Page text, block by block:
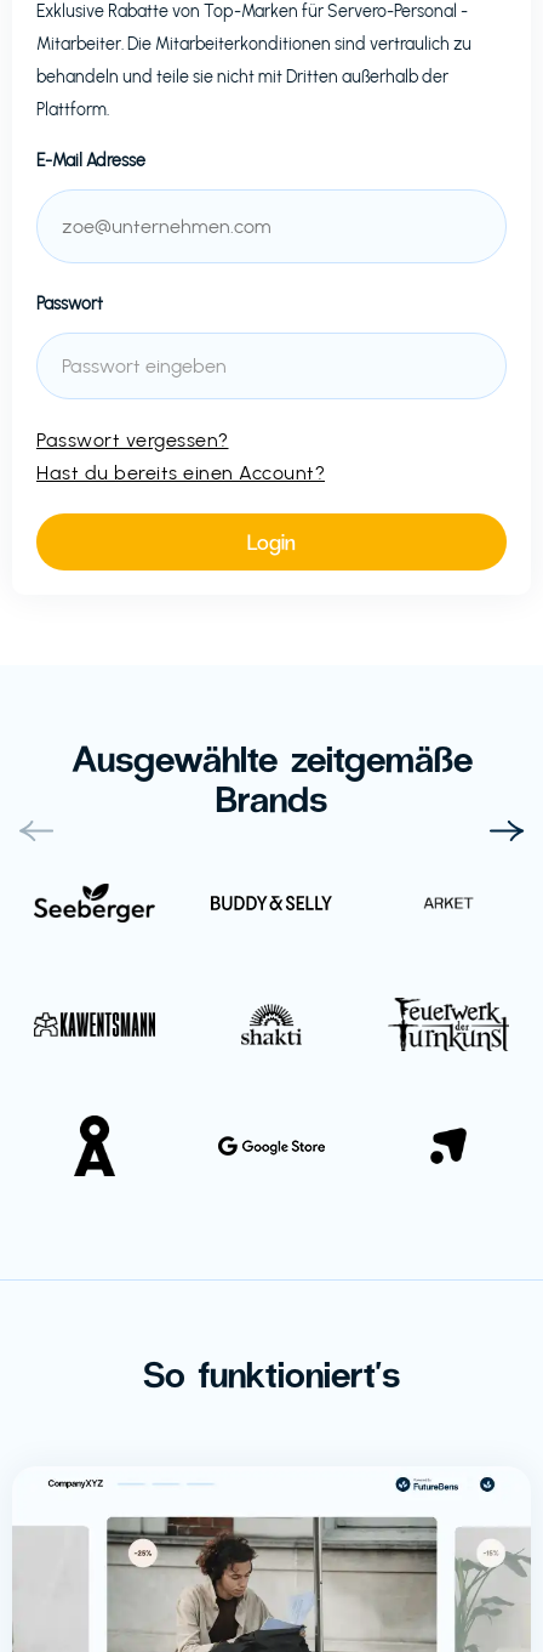
Exklusive Rabatte von Top-Marken fürServero-Personal -
Mitarbeiter. Die Mitarbeiterkonditionen sind vertraulich zu
behandeln und teile sie nicht mit Dritten außerhalb der
Plattform.
E-Mail Adresse
Passwort
Passwort vergessen?
Hast du bereits einen Account?
Ausgewählte zeitgemäße
Brands
So funktioniert's